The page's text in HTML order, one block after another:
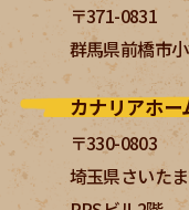
〒371-0831
群馬県前橋市
カナリアホー
〒330-0803
埼玉県さいた